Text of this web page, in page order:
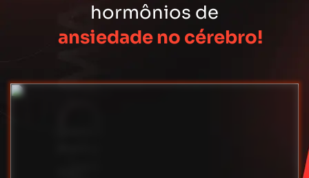
hormônios de
ansiedade no cérebro!